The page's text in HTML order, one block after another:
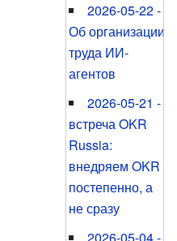
2026-05-22 -
Об организации
труда ИИ-
агентов
2026-05-21 -
встреча OKR
Russia:
внедряем OKR
постепенно, а
не сразу